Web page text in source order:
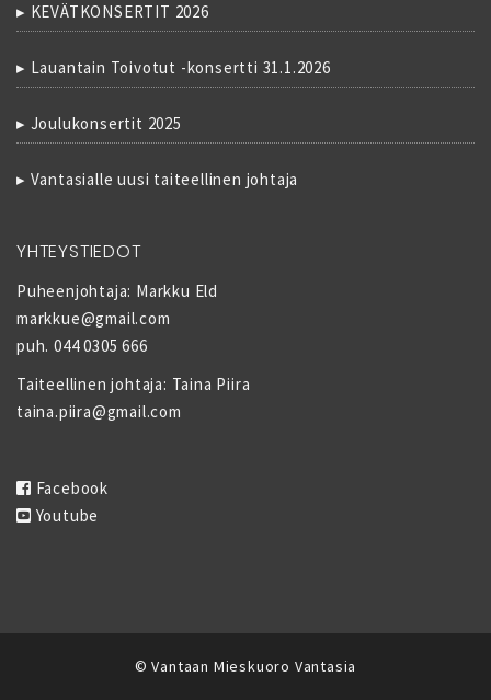
KEVÄTKONSERTIT 2026
Lauantain Toivotut -konsertti 31.1.2026
Joulukonsertit 2025
Vantasialle uusi taiteellinen johtaja
YHTEYSTIEDOT
Puheenjohtaja: Markku Eld
markkue@gmail.com
puh. 044 0305 666
Taiteellinen johtaja: Taina Piira
taina.piira@gmail.com
Facebook
Youtube
© Vantaan Mieskuoro Vantasia